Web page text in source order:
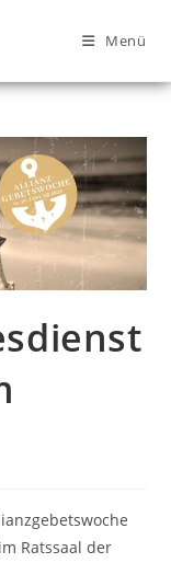
Menü
Ratssaal der